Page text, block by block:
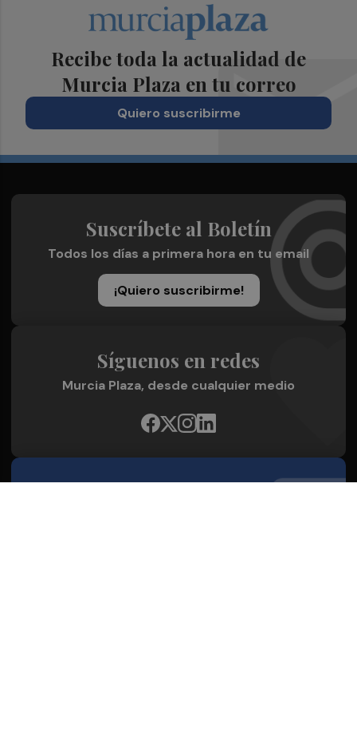
Recibe toda la actualidad de
Murcia Plaza en tu correo
Quiero suscribirme
Suscríbete al Boletín
Todos los días a primera hora en tu email
¡Quiero suscribirme!
Síguenos en redes
Murcia Plaza, desde cualquier medio